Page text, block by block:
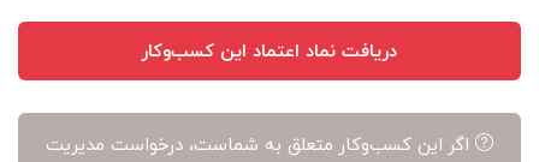
دریافت نماد اعتماد این کسب‌وکار
اگر این کسب‌وکار متعلق به شماست، درخواست مدیریت